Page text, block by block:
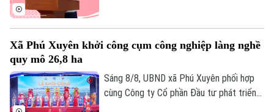
Chuyên mục
Hà Nội
Chính trị
Hà Nội
Nhịp sống Hà Nội
Thế giới
động, gia tăng đóng góp cho Thủ đô" - đó
Thành ủy, Phó Chủ tịch UBND TP Hà Nội
Nguyễn Xuân Lưu.
Xã Phú Xuyên khởi công cụm công nghiệp làng nghề
quy mô 26,8 ha
Sáng 8/8, UBND xã Phú Xuyên phối hợp
cùng Công ty Cổ phần Đầu tư phát triển